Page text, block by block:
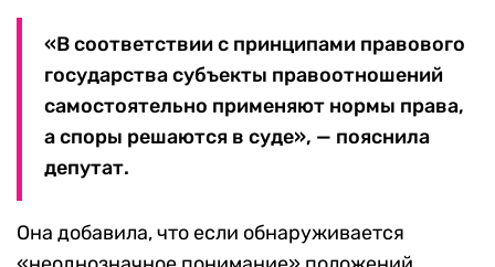
«В соответствии с принципами правового
государства субъекты правоотношений
самостоятельно применяют нормы права,
а споры решаются в суде», — пояснила
депутат.
Она добавила, что если обнаруживается